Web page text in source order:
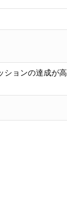
ションの達成が高